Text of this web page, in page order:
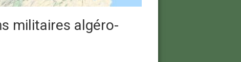
militaires algéro-